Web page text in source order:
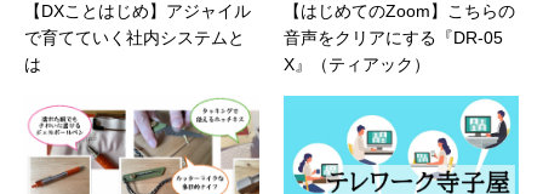
【DXことはじめ】アジャイル
で育てていく社内システムと
は
【はじめてのZoom】こちらの
音声をクリアにする『DR-05
X』（ティアック）